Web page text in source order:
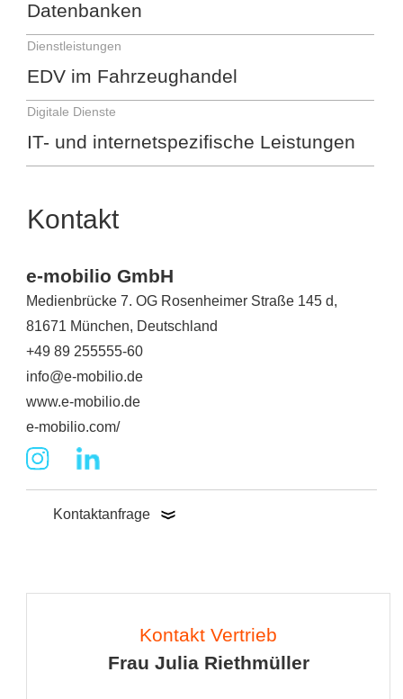
Datenbanken
Dienstleistungen
EDV im Fahrzeughandel
Digitale Dienste
IT- und internetspezifische Leistungen
Kontakt
e-mobilio GmbH
Medienbrücke 7. OG Rosenheimer Straße 145 d,
81671 München, Deutschland
+49 89 255555-60
info@e-mobilio.de
www.e-mobilio.de
e-mobilio.com/
Kontaktanfrage
Kontakt Vertrieb
Frau Julia Riethmüller